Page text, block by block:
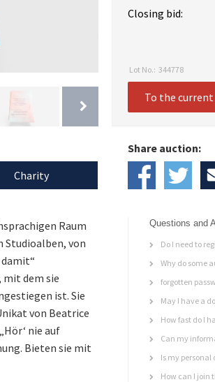
Closing bid:
Lot No.: 344778
To the
Raum
Studioalben, von
mit dem sie
ist. Sie
von Beatrice
nie auf
Bieten sie mit
Charity
Share auction:
Questions and
Do I need to
Why do some
forgotten
May I have a
How fast do I
Can my
Is my personal
How can I join